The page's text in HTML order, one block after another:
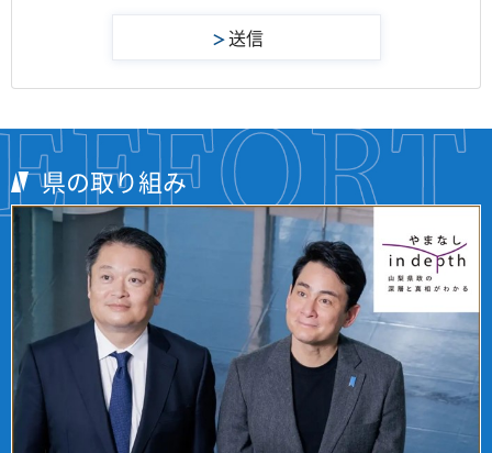
県の取り組み